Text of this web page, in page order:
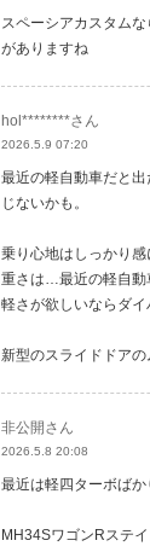
スペーシアカスタム
がありますね
hol********さん
2026.5.9 07:20
最近の軽自動車だと
じないかも。
乗り心地はしっかり
重さは…最近の軽自動
軽さが欲しいならダ
新型のスライドドアの
非公開さん
2026.5.8 20:08
最近は軽四ターボばか
MH34SワゴンRステ